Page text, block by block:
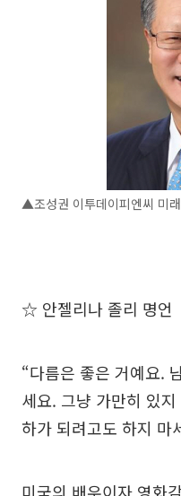
▲조성권 이투데이피엔씨 미
☆ 안젤리나 졸리 명언
“다름은 좋은 거예요.
세요. 그냥 가만히 있
하가 되려고도 하지 마